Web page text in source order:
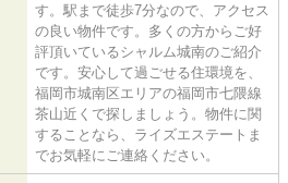
す。駅まで徒歩7分なので、アクセス
の良い物件です。多くの方からご好
評頂いているシャルム城南のご紹介
です。安心して過ごせる住環境を、
福岡市城南区エリアの福岡市七隈線
茶山近くで探しましょう。物件に関
することなら、ライズエステートま
でお気軽にご連絡ください。